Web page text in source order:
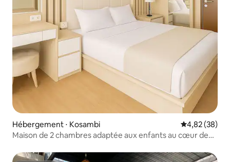
Hébergement ⋅ Kosambi Évaluation
4,82 (38)
Maison de 2 chambres adaptée aux enfants au cœur de